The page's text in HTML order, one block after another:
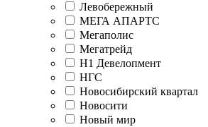
Левобережный
МЕГА АПАРТС
Мегаполис
Мегатрейд
Н1 Девелопмент
НГС
Новосибирский квартал
Новосити
Новый мир